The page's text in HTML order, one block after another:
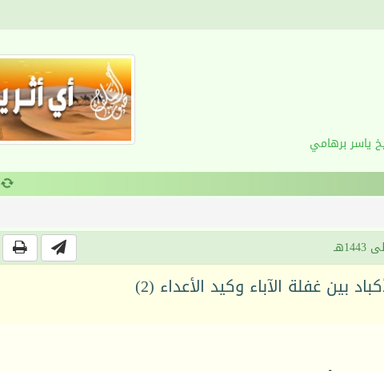
ياسر برهامي
بين غفلة الآباء وكيد الأعداء (2)